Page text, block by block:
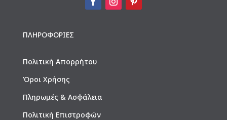
ΠΛΗΡΟΦΟΡΙΕΣ
Πολιτική Απορρήτου
Όροι Χρήσης
Πληρωμές & Ασφάλεια
Πολιτική Επιστροφών